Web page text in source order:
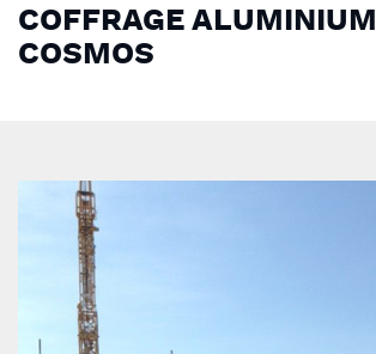
COFFRAGE ALUMINIUM
COSMOS